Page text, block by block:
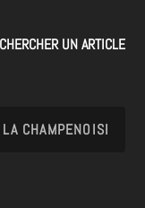
UN ARTICLE